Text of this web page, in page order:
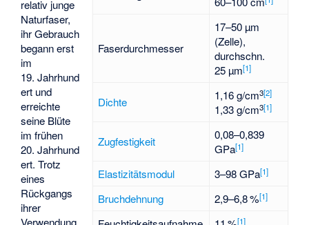
Faserdurchmesser
17–50 µm
(Zelle),
durchschn.
25 µm[1]
Dichte 1,16 g/cm3[2]
1,33 g/cm3[1]
Zugfestigkeit
0,08–0,839
GPa[1]
Elastizitätsmodul 3–98 GPa[1]
Bruchdehnung 2,9–6,8 %[1]
[1]
relativ junge
Naturfaser,
ihr Gebrauch
begann erst
im
19. Jahrhund
ert und
erreichte
seine Blüte
im frühen
20. Jahrhund
ert. Trotz
eines
Rückgangs
ihrer